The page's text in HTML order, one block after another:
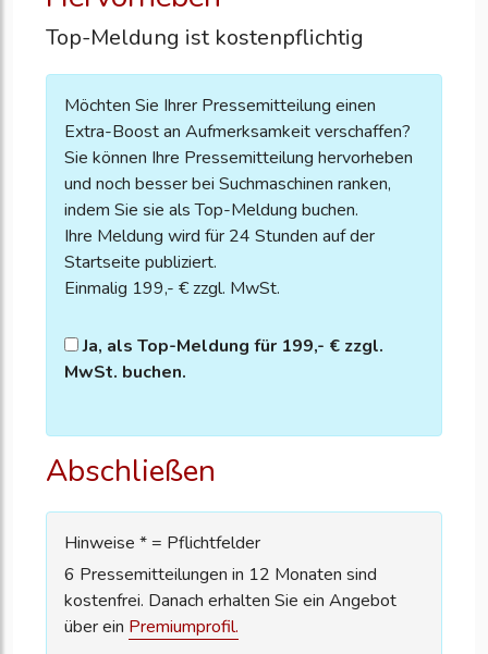
Top-Meldung ist kostenpflichtig
Möchten Sie Ihrer Pressemitteilung einen
Extra-Boost an Aufmerksamkeit verschaffen?
Sie können Ihre Pressemitteilung hervorheben
und noch besser bei Suchmaschinen ranken,
indem Sie sie als Top-Meldung buchen.
Ihre Meldung wird für 24 Stunden auf der
Startseite publiziert.
Einmalig 199,- € zzgl. MwSt.
Ja, als Top-Meldung für 199,- € zzgl.
MwSt. buchen.
Abschließen
Hinweise * = Pflichtfelder
6 Pressemitteilungen in 12 Monaten sind
kostenfrei. Danach erhalten Sie ein Angebot
über ein Premiumprofil.